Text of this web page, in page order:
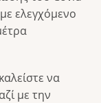
ελεγχόμενο
να
με την